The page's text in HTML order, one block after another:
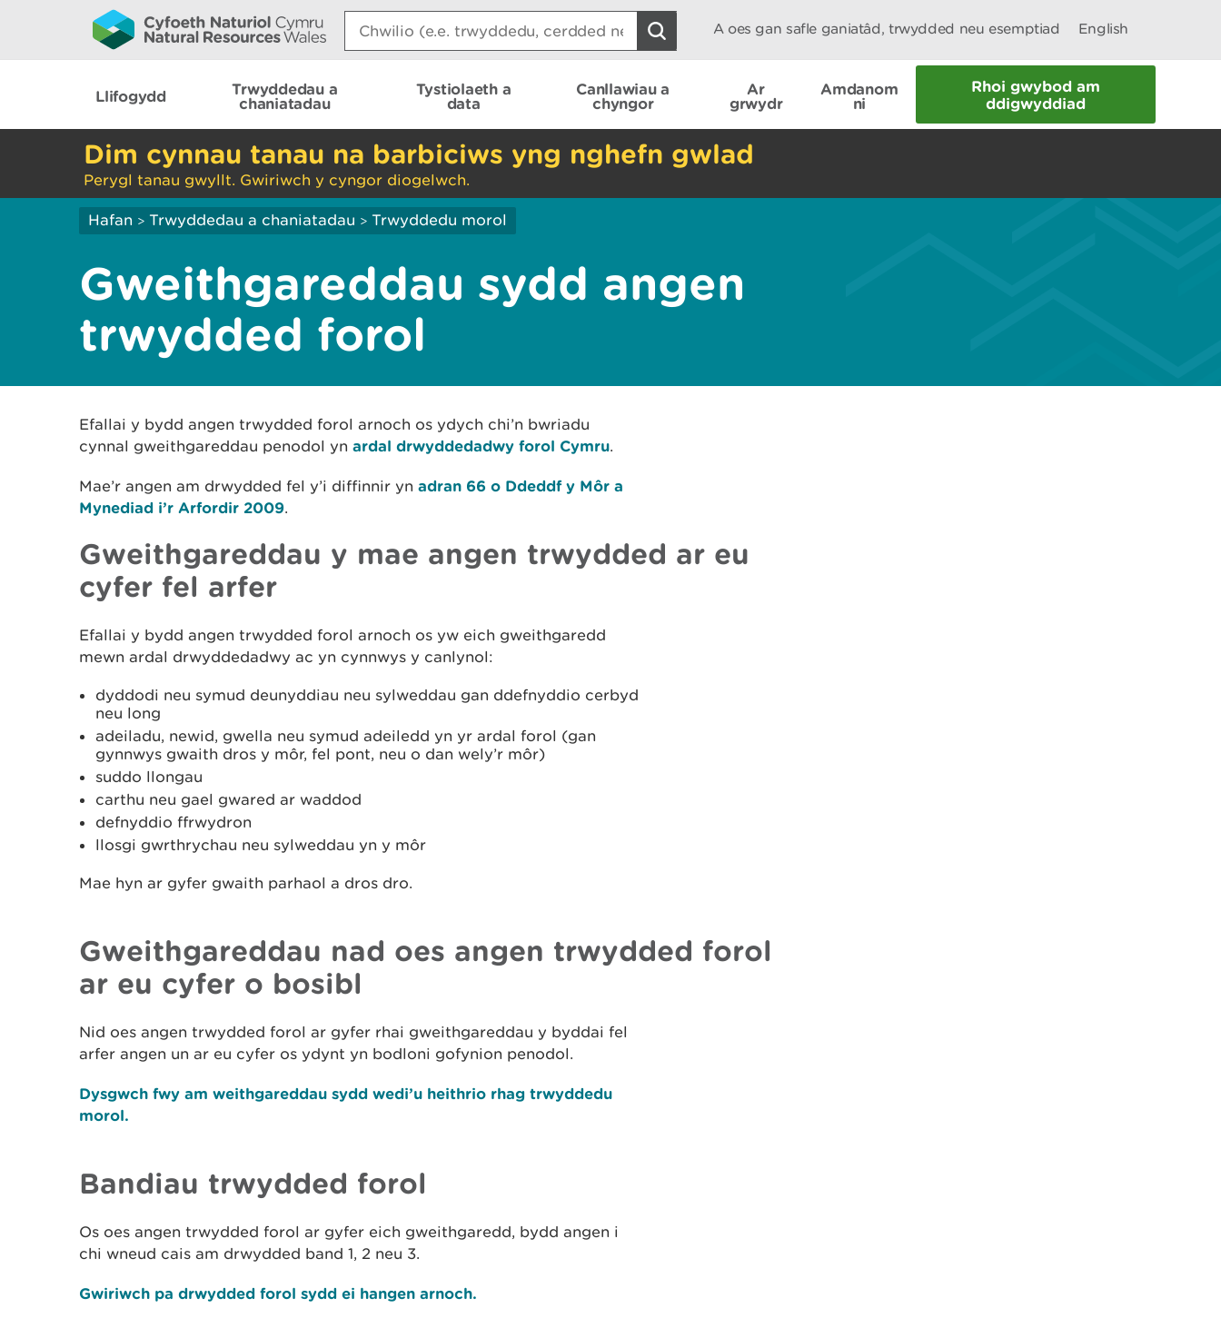
Search:
A oes gan safle ganiatâd, trwydded neu esemptiad English
Llifogydd
Trwyddedau a
chaniatadau
Tystiolaeth a
data
Canllawiau a
chyngor
Ar
grwydr
Amdanom
ni
Rhoi gwybod am
ddigwyddiad
Dim cynnau tanau na barbiciws yng nghefn gwlad
Perygl tanau gwyllt. Gwiriwch y cyngor diogelwch.
Hafan > Trwyddedau a chaniatadau > Trwyddedu morol
Gweithgareddau sydd angen
trwydded forol
Efallai y bydd angen trwydded forol arnoch os ydych chi’n bwriadu
cynnal gweithgareddau penodol yn ardal drwyddedadwy forol Cymru.
Mae’r angen am drwydded fel y’i diffinnir yn adran 66 o Ddeddf y Môr a
Mynediad i’r Arfordir 2009.
Gweithgareddau y mae angen trwydded ar eu
cyfer fel arfer
Efallai y bydd angen trwydded forol arnoch os yw eich gweithgaredd
mewn ardal drwyddedadwy ac yn cynnwys y canlynol:
dyddodi neu symud deunyddiau neu sylweddau gan ddefnyddio cerbyd
neu long
adeiladu, newid, gwella neu symud adeiledd yn yr ardal forol (gan
gynnwys gwaith dros y môr, fel pont, neu o dan wely’r môr)
suddo llongau
carthu neu gael gwared ar waddod
defnyddio ffrwydron
llosgi gwrthrychau neu sylweddau yn y môr
Mae hyn ar gyfer gwaith parhaol a dros dro.
Gweithgareddau nad oes angen trwydded forol
ar eu cyfer o bosibl
Nid oes angen trwydded forol ar gyfer rhai gweithgareddau y byddai fel
arfer angen un ar eu cyfer os ydynt yn bodloni gofynion penodol.
Dysgwch fwy am weithgareddau sydd wedi’u heithrio rhag trwyddedu
morol.
Bandiau trwydded forol
Os oes angen trwydded forol ar gyfer eich gweithgaredd, bydd angen i
chi wneud cais am drwydded band 1, 2 neu 3.
Gwiriwch pa drwydded forol sydd ei hangen arnoch.